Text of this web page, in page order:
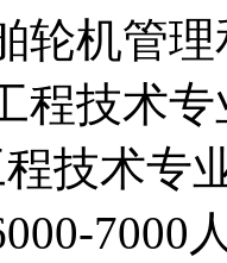
轮机管
程技术
程技术
7000